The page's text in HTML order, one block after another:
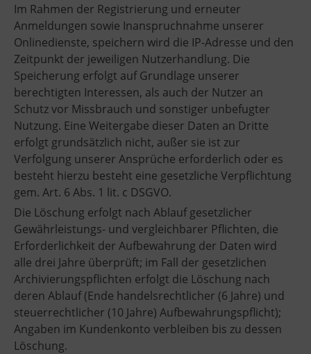
Im Rahmen der Registrierung und erneuter
Anmeldungen sowie Inanspruchnahme unserer
Onlinedienste, speichern wird die IP-Adresse und den
Zeitpunkt der jeweiligen Nutzerhandlung. Die
Speicherung erfolgt auf Grundlage unserer
berechtigten Interessen, als auch der Nutzer an
Schutz vor Missbrauch und sonstiger unbefugter
Nutzung. Eine Weitergabe dieser Daten an Dritte
erfolgt grundsätzlich nicht, außer sie ist zur
Verfolgung unserer Ansprüche erforderlich oder es
besteht hierzu besteht eine gesetzliche Verpflichtung
gem. Art. 6 Abs. 1 lit. c DSGVO.
Die Löschung erfolgt nach Ablauf gesetzlicher
Gewährleistungs- und vergleichbarer Pflichten, die
Erforderlichkeit der Aufbewahrung der Daten wird
alle drei Jahre überprüft; im Fall der gesetzlichen
Archivierungspflichten erfolgt die Löschung nach
deren Ablauf (Ende handelsrechtlicher (6 Jahre) und
steuerrechtlicher (10 Jahre) Aufbewahrungspflicht);
Angaben im Kundenkonto verbleiben bis zu dessen
Löschung.